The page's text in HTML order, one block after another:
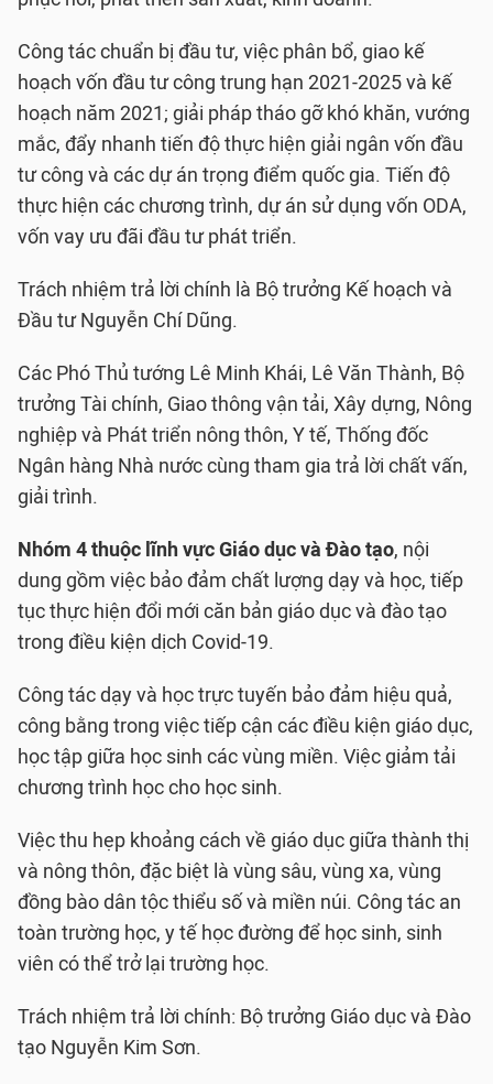
Công tác chuẩn bị đầu tư, việc phân bổ, giao kế
hoạch vốn đầu tư công trung hạn 2021-2025 và kế
hoạch năm 2021; giải pháp tháo gỡ khó khăn, vướng
mắc, đẩy nhanh tiến độ thực hiện giải ngân vốn đầu
tư công và các dự án trọng điểm quốc gia. Tiến độ
thực hiện các chương trình, dự án sử dụng vốn ODA,
vốn vay ưu đãi đầu tư phát triển.
Trách nhiệm trả lời chính là Bộ trưởng Kế hoạch và
Đầu tư Nguyễn Chí Dũng.
Các Phó Thủ tướng Lê Minh Khái, Lê Văn Thành, Bộ
trưởng Tài chính, Giao thông vận tải, Xây dựng, Nông
nghiệp và Phát triển nông thôn, Y tế, Thống đốc
Ngân hàng Nhà nước cùng tham gia trả lời chất vấn,
giải trình.
Nhóm 4 thuộc lĩnh vực Giáo dục và Đào tạo, nội
dung gồm việc bảo đảm chất lượng dạy và học, tiếp
tục thực hiện đổi mới căn bản giáo dục và đào tạo
trong điều kiện dịch Covid-19.
Công tác dạy và học trực tuyến bảo đảm hiệu quả,
công bằng trong việc tiếp cận các điều kiện giáo dục,
học tập giữa học sinh các vùng miền. Việc giảm tải
chương trình học cho học sinh.
Việc thu hẹp khoảng cách về giáo dục giữa thành thị
và nông thôn, đặc biệt là vùng sâu, vùng xa, vùng
đồng bào dân tộc thiểu số và miền núi. Công tác an
toàn trường học, y tế học đường để học sinh, sinh
viên có thể trở lại trường học.
Trách nhiệm trả lời chính: Bộ trưởng Giáo dục và Đào
tạo Nguyễn Kim Sơn.